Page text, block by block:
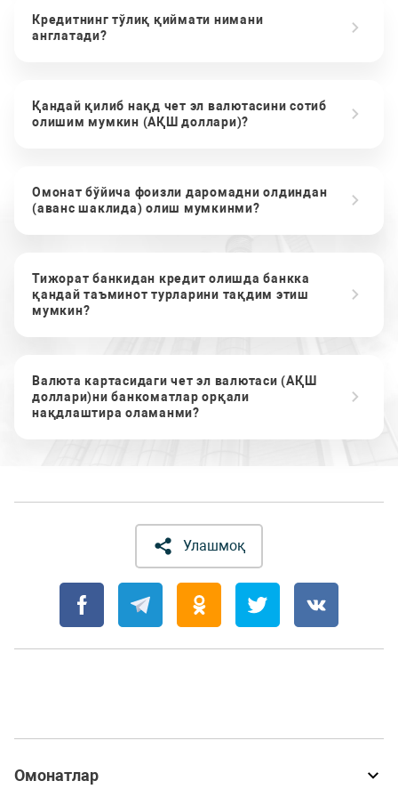
Кредитнинг тўлиқ қиймати нимани
англатади?
Қандай қилиб нақд чет эл валютасини сотиб
олишим мумкин (АҚШ доллари)?
Омонат бўйича фоизли даромадни олдиндан
(аванс шаклида) олиш мумкинми?
Тижорат банкидан кредит олишда банкка
қандай таъминот турларини тақдим этиш
мумкин?
Валюта картасидаги чет эл валютаси (АҚШ
доллари)ни банкоматлар орқали
нақдлаштира оламанми?
Улашмоқ
Омонатлар